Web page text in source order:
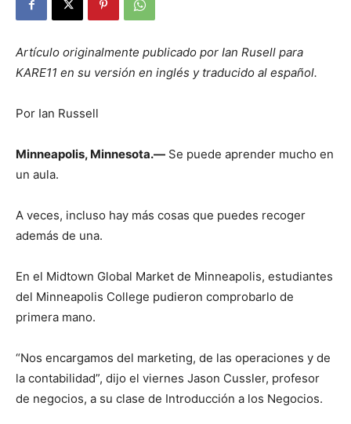
Artículo originalmente publicado por Ian Rusell para
KARE11 en su versión en inglés y traducido al español.
Por Ian Russell
Minneapolis, Minnesota.— Se puede aprender mucho en
un aula.
A veces, incluso hay más cosas que puedes recoger
además de una.
En el Midtown Global Market de Minneapolis, estudiantes
del Minneapolis College pudieron comprobarlo de
primera mano.
“Nos encargamos del marketing, de las operaciones y de
la contabilidad”, dijo el viernes Jason Cussler, profesor
de negocios, a su clase de Introducción a los Negocios.